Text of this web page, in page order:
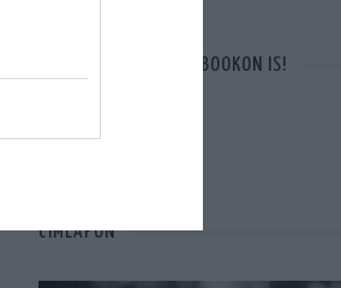
OTT VAGYUNK A FACEBOOKON IS!
CÍMLAPON